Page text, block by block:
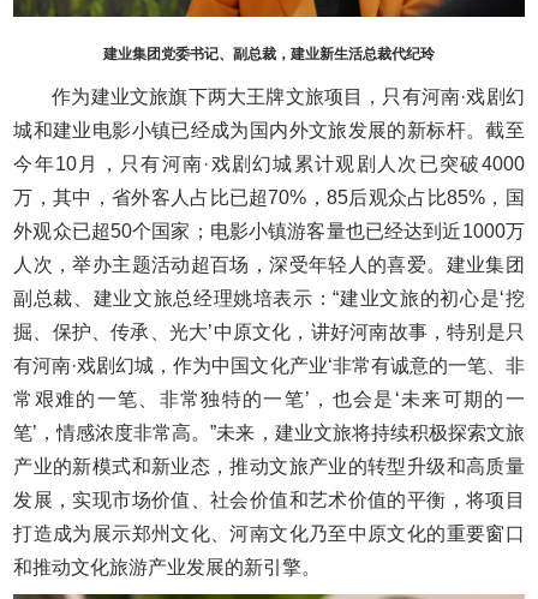
建业集团党委书记、副总裁，建业新生活总裁代纪玲
作为建业文旅旗下两大王牌文旅项目，只有河南·戏剧幻
城和建业电影小镇已经成为国内外文旅发展的新标杆。截至
今年10月，只有河南·戏剧幻城累计观剧人次已突破4000
万，其中，省外客人占比已超70%，85后观众占比85%，国
外观众已超50个国家；电影小镇游客量也已经达到近1000万
人次，举办主题活动超百场，深受年轻人的喜爱。建业集团
副总裁、建业文旅总经理姚培表示：“建业文旅的初心是‘挖
掘、保护、传承、光大’中原文化，讲好河南故事，特别是只
有河南·戏剧幻城，作为中国文化产业‘非常有诚意的一笔、非
常艰难的一笔、非常独特的一笔’，也会是‘未来可期的一
笔’，情感浓度非常高。”未来，建业文旅将持续积极探索文旅
产业的新模式和新业态，推动文旅产业的转型升级和高质量
发展，实现市场价值、社会价值和艺术价值的平衡，将项目
打造成为展示郑州文化、河南文化乃至中原文化的重要窗口
和推动文化旅游产业发展的新引擎。